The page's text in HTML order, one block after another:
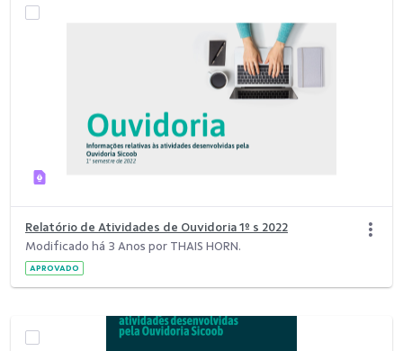
Relatório de Atividades de Ouvidoria 1º s 2022
Modificado há 3 Anos por THAIS HORN.
APROVADO